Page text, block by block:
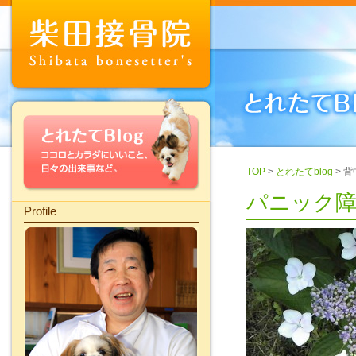
Profile
TOP > とれたてblog > 背
パニック